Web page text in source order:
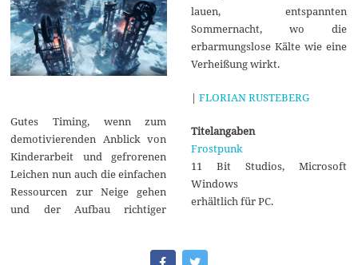
Gutes Timing, wenn zum
demotivierenden Anblick von
Kinderarbeit und gefrorenen
Leichen nun auch die einfachen
Ressourcen zur Neige gehen
und der Aufbau richtiger
lauen, entspannten
Sommernacht, wo die
erbarmungslose Kälte wie eine
Verheißung wirkt.
| FLORIAN RUSTEBERG
Titelangaben
Frostpunk
11 Bit Studios, Microsoft
Windows
erhältlich für PC.